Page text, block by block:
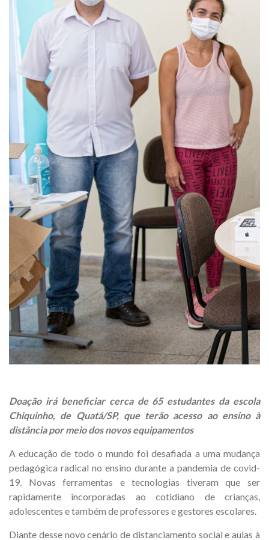
Doação irá beneficiar cerca de 65 estudantes da escola
Chiquinho, de Quatá/SP, que terão acesso ao ensino à
distância por meio dos novos equipamentos
A educação de todo o mundo foi desafiada a uma mudança
pedagógica radical no ensino durante a pandemia de covid-
19. Novas ferramentas e tecnologias tiveram que ser
rapidamente incorporadas ao cotidiano de crianças,
adolescentes e também de professores e gestores escolares.
Diante desse novo cenário de distanciamento social e aulas à